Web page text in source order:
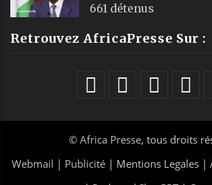
661 détenus
Retrouvez AfricaPresse Sur :
© Africa Presse, tous droits
Webmail | Publicité | Mentions Legales |